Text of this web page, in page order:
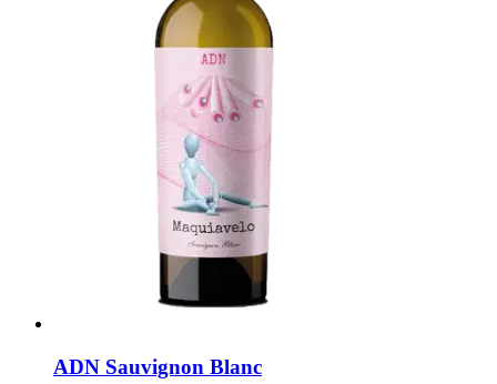
ADN Sauvignon Blanc